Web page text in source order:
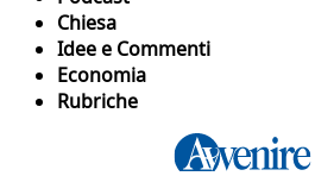
Chiesa
Idee e Commenti
Economia
Rubriche